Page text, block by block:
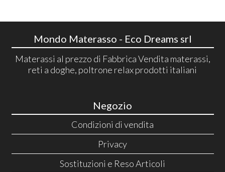
Mondo Materasso - Eco Dreams srl
Materassi al prezzo di Fabbrica Vendita materassi,
reti a doghe, poltrone relax prodotti italiani
Negozio
Condizioni di vendita
Privacy
Sostituzioni e Reso Articoli